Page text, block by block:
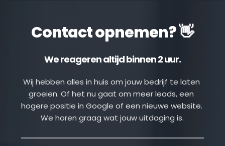
Contact opnemen? 👋
We reageren altijd binnen 2 uur.
Wij hebben alles in huis om jouw bedrijf te laten
groeien. Of het nu gaat om meer leads, een
hogere positie in Google of een nieuwe website.
We horen graag wat jouw uitdaging is.